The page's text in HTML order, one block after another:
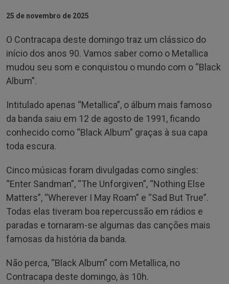
25 de novembro de 2025
O Contracapa deste domingo traz um clássico do
início dos anos 90. Vamos saber como o Metallica
mudou seu som e conquistou o mundo com o “Black
Album”.
Intitulado apenas “Metallica”, o álbum mais famoso
da banda saiu em 12 de agosto de 1991, ficando
conhecido como “Black Album” graças à sua capa
toda escura.
Cinco músicas foram divulgadas como singles:
“Enter Sandman”, “The Unforgiven”, “Nothing Else
Matters”, “Wherever I May Roam” e “Sad But True”.
Todas elas tiveram boa repercussão em rádios e
paradas e tornaram-se algumas das canções mais
famosas da história da banda.
Não perca, “Black Album” com Metallica, no
Contracapa deste domingo, às 10h.